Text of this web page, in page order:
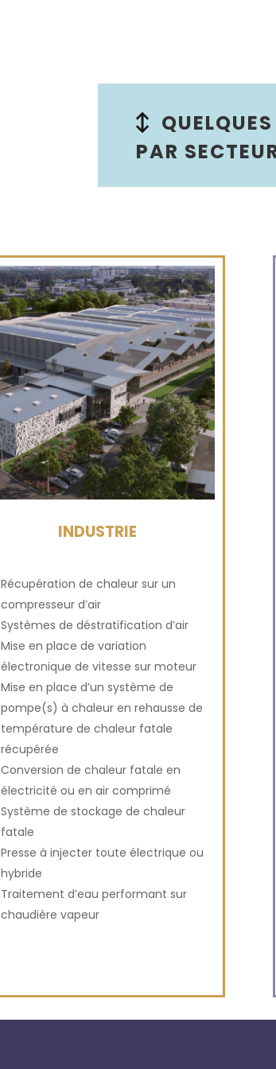
PAR
INDUSTRIE
Récupération de chaleur sur un
compresseur d’air
Systèmes de déstratification d’air
Mise en place de variation
électronique de vitesse sur moteur
Mise en place d’un système de
pompe(s) à chaleur en rehausse de
température de chaleur fatale
récupérée
Conversion de chaleur fatale en
électricité ou en air comprimé
Système de stockage de chaleur
fatale
Presse à injecter toute électrique ou
hybride
Traitement d’eau performant sur
chaudière vapeur